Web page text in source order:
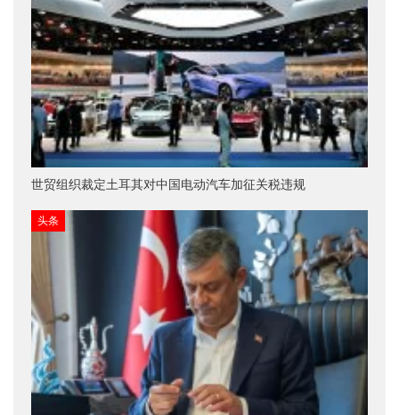
世贸组织裁定土耳其对中国电动汽车加征关税违规
头条